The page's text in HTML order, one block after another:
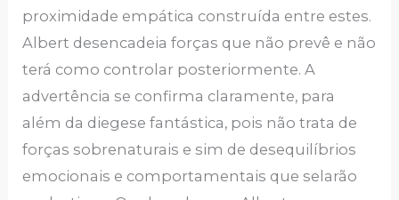
proximidade empática construída entre estes.
Albert desencadeia forças que não prevê e não
terá como controlar posteriormente. A
advertência se confirma claramente, para
além da diegese fantástica, pois não trata de
forças sobrenaturais e sim de desequilíbrios
emocionais e comportamentais que selarão